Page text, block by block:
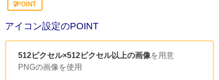
POINT
アイコン設定のPOINT
512ピクセル×512ピクセル以上の画像を用意
PNGの画像を使用